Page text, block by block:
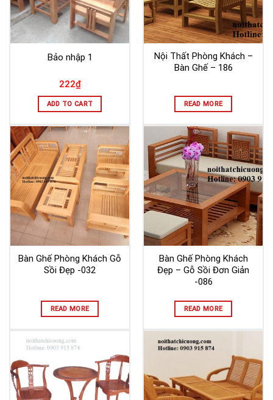
Bảo nhập 1
222₫
ADD TO CART
Nội Thất Phòng Khách –
Bàn Ghế – 186
READ MORE
Bàn Ghế Phòng Khách Gỗ
Sồi Đẹp -032
READ MORE
Bàn Ghế Phòng Khách
Đẹp – Gỗ Sồi Đơn Giản
-086
READ MORE